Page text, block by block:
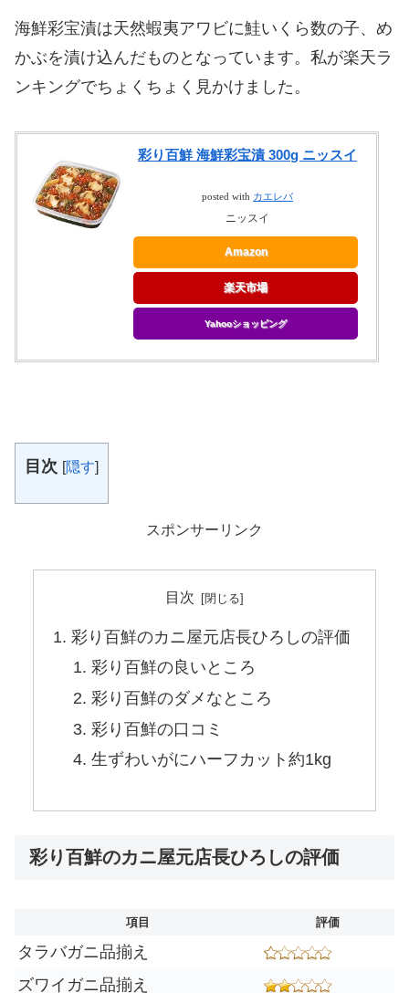
海鮮彩宝漬は天然蝦夷アワビに鮭いくら数の子、め
かぶを漬け込んだものとなっています。私が楽天ラ
ンキングでちょくちょく見かけました。
彩り百鮮 海鮮彩宝漬 300g ニッスイ
posted with カエレバ
ニッスイ
Amazon
楽天市場
Yahooショッピング
目次 [隠す]
スポンサーリンク
目次
彩り百鮮のカニ屋元店長ひろしの評価
彩り百鮮の良いところ
彩り百鮮のダメなところ
彩り百鮮の口コミ
生ずわいがにハーフカット約1kg
彩り百鮮のカニ屋元店長ひろしの評価
項目 評価
タラバガニ品揃え
ズワイガニ品揃え